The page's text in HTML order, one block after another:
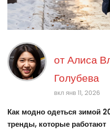
отАлиса
Голубева
вкл янв 11, 2026
Как модно одеться зимой
тренды, которые работают